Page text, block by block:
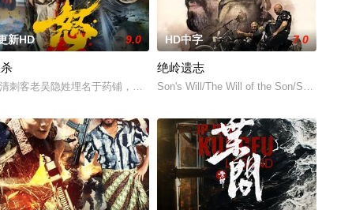
行动》以“枪战”、“战友情”、“卧底”、“父子情”作为影片的看点，拍摄地分
新HD 9.0
刺客老吴隐姓埋名于药铺，却为守护单亲母女小茜和依依，被迫出手击
HD中字 7.0
绝岭遗志
Son's Will/The Will of the Son/Sword of